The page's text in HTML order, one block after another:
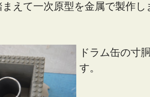
えて一次原型を金属で製作し
ドラム缶の寸
す。